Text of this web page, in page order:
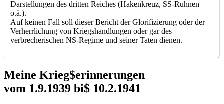
Darstellungen des dritten Reiches (Hakenkreuz, SS-Ruhnen
o.ä.).
Auf keinen Fall soll dieser Bericht der Glorifizierung oder der
Verherrlichung von Kriegshandlungen oder gar des
verbrecherischen NS-Regime und seiner Taten dienen.
Meine Krieg$erinnerungen
vom 1.9.1939 bi$ 10.2.1941